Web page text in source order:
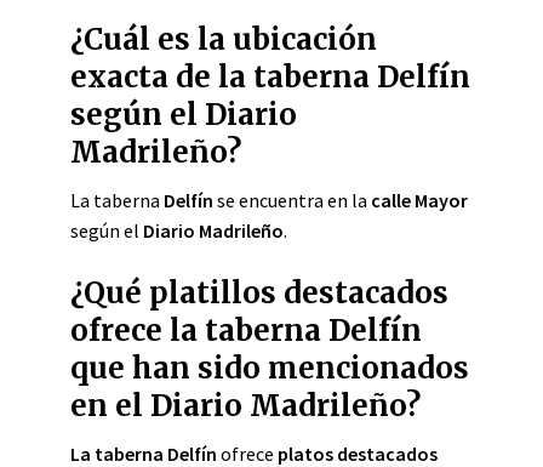
¿Cuál es la ubicación
exacta de la taberna Delfín
según el Diario
Madrileño?
La taberna Delfín se encuentra en la calle Mayor
según el Diario Madrileño.
¿Qué platillos destacados
ofrece la taberna Delfín
que han sido mencionados
en el Diario Madrileño?
La taberna Delfín ofrece platos destacados